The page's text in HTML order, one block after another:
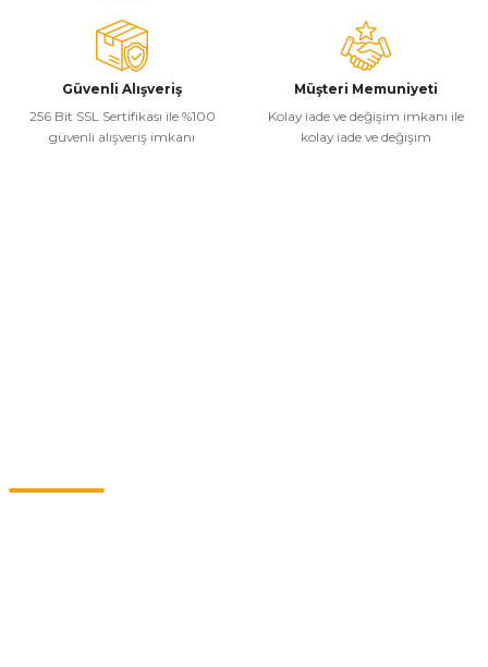
Ürün fiyatı diğer sitelerden daha pahalı.
Bu ürüne benzer farklı alternatifler olmalı.
Güvenli Alışveriş
256 Bit SSL Sertifikası ile %100
güvenli alışveriş imkanı
Müşteri Memuniyeti
Kolay iade ve değişim imkanı ile
kolay iade ve değişim